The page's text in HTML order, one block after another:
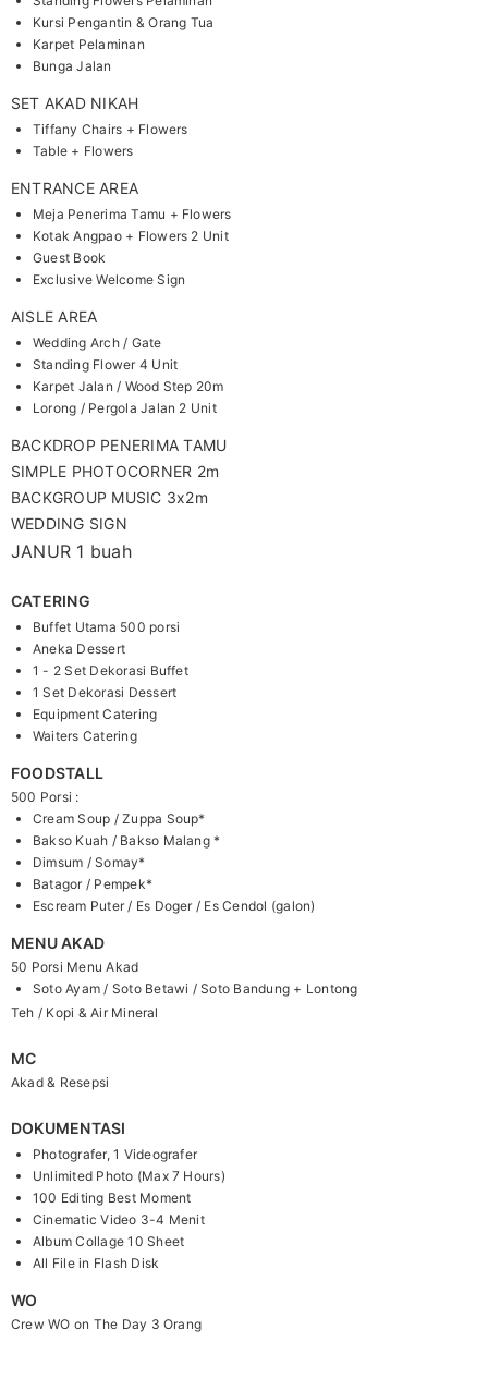
Kursi Pengantin & Orang Tua
Karpet Pelaminan
Bunga Jalan
SET AKAD NIKAH
Tiffany Chairs + Flowers
Table + Flowers
ENTRANCE AREA
Meja Penerima Tamu + Flowers
Kotak Angpao + Flowers 2 Unit
Guest Book
Exclusive Welcome Sign
AISLE AREA
Wedding Arch / Gate
Standing Flower 4 Unit
Karpet Jalan / Wood Step 20m
Lorong / Pergola Jalan 2 Unit
BACKDROP PENERIMA TAMU
SIMPLE PHOTOCORNER 2m
BACKGROUP MUSIC 3x2m
WEDDING SIGN
JANUR 1 buah
CATERING
Buffet Utama 500 porsi
Aneka Dessert
1 - 2 Set Dekorasi Buffet
1 Set Dekorasi Dessert
Equipment Catering
Waiters Catering
FOODSTALL
500 Porsi :
Cream Soup / Zuppa Soup*
Bakso Kuah / Bakso Malang *
Dimsum / Somay*
Batagor / Pempek*
Escream Puter / Es Doger / Es Cendol (galon)
MENU AKAD
50 Porsi Menu Akad
Soto Ayam / Soto Betawi / Soto Bandung + Lontong
Teh / Kopi & Air Mineral
MC
Akad & Resepsi
DOKUMENTASI
Photografer, 1 Videografer
Unlimited Photo (Max 7 Hours)
100 Editing Best Moment
Cinematic Video 3-4 Menit
Album Collage 10 Sheet
All File in Flash Disk
WO
Crew WO on The Day 3 Orang